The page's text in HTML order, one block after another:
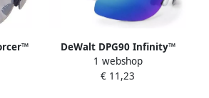
en
DeWalt DPG90 Infinity™
Gepolariseerde
Veiligheidsbril DPG90S-
1 webshop
€ 11,23